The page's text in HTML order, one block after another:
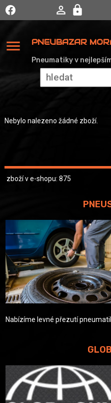
menu PNEUBAZAR
Pneumatiky v
Nebylo nalezeno žádné zboží.
zboží v e-shopu: 875
Nabízíme levné přezutí pneumatik